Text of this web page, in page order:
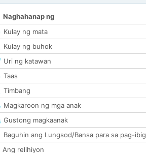
Naghahanap ng
Kulay ng mata
Kulay ng buhok
Uri ng katawan
Taas
Timbang
Magkaroon ng mga anak
Gustong magkaanak
Baguhin ang Lungsod/Bansa para sa pag-ibig
Ang relihiyon